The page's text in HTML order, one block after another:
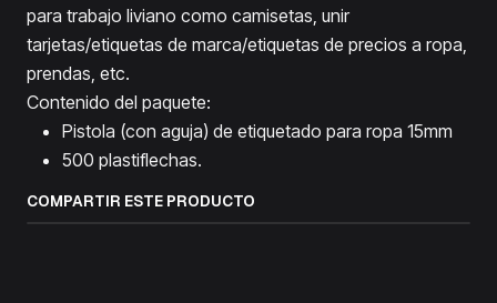
para trabajo liviano como camisetas, unir
tarjetas/etiquetas de marca/etiquetas de precios a ropa,
prendas, etc.
Contenido del paquete:
Pistola (con aguja) de etiquetado para ropa 15mm
500 plastiflechas.
COMPARTIR ESTE PRODUCTO